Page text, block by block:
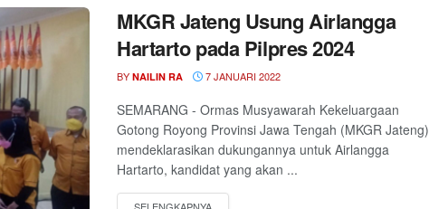
MKGR Jateng Usung Airlangga
Hartarto pada Pilpres 2024
BY NAILIN RA 7 JANUARI 2022
SEMARANG - Ormas Musyawarah Kekeluargaan
Gotong Royong Provinsi Jawa Tengah (MKGR Jateng)
mendeklarasikan dukungannya untuk Airlangga
Hartarto, kandidat yang akan ...